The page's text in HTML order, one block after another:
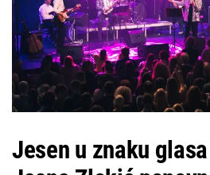
Jesen u znaku